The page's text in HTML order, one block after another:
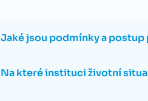
Jaké jsou podmínky a
Na které instituci životní